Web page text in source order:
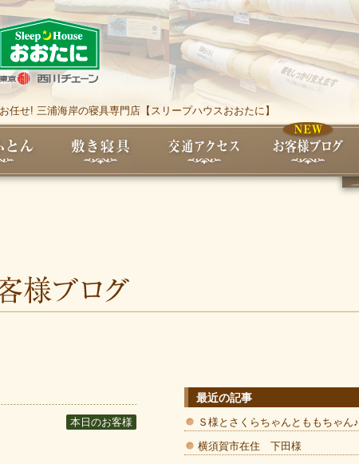
任せ! 三浦海岸の寝具専門店【スリープハウスおおたに】
本日のお客様
最近の記事
Ｓ様とさくらちゃんとももちゃん♪
横須賀市在住 下田様